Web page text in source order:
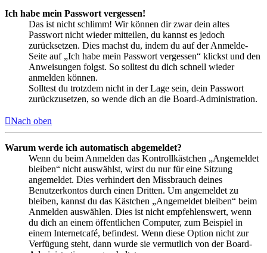
Ich habe mein Passwort vergessen!
Das ist nicht schlimm! Wir können dir zwar dein altes
Passwort nicht wieder mitteilen, du kannst es jedoch
zurücksetzen. Dies machst du, indem du auf der Anmelde-
Seite auf „Ich habe mein Passwort vergessen“ klickst und den
Anweisungen folgst. So solltest du dich schnell wieder
anmelden können.
Solltest du trotzdem nicht in der Lage sein, dein Passwort
zurückzusetzen, so wende dich an die Board-Administration.
Nach oben
Warum werde ich automatisch abgemeldet?
Wenn du beim Anmelden das Kontrollkästchen „Angemeldet
bleiben“ nicht auswählst, wirst du nur für eine Sitzung
angemeldet. Dies verhindert den Missbrauch deines
Benutzerkontos durch einen Dritten. Um angemeldet zu
bleiben, kannst du das Kästchen „Angemeldet bleiben“ beim
Anmelden auswählen. Dies ist nicht empfehlenswert, wenn
du dich an einem öffentlichen Computer, zum Beispiel in
einem Internetcafé, befindest. Wenn diese Option nicht zur
Verfügung steht, dann wurde sie vermutlich von der Board-